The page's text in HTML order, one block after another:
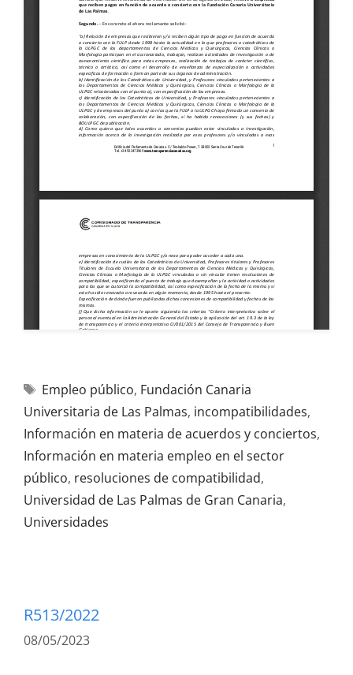
Empleo público, Fundación Canaria
Universitaria de Las Palmas, incompatibilidades,
Información en materia de acuerdos y conciertos,
Información en materia empleo en el sector
público, resoluciones de compatibilidad,
Universidad de Las Palmas de Gran Canaria,
Universidades
R513/2022
08/05/2023